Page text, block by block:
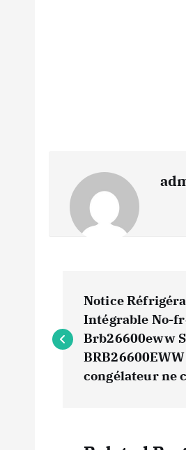
a
Notice
Intégrable No-
Brb26600eww
congélateur ne